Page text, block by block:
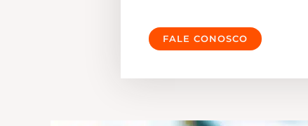
FALE CONOSCO